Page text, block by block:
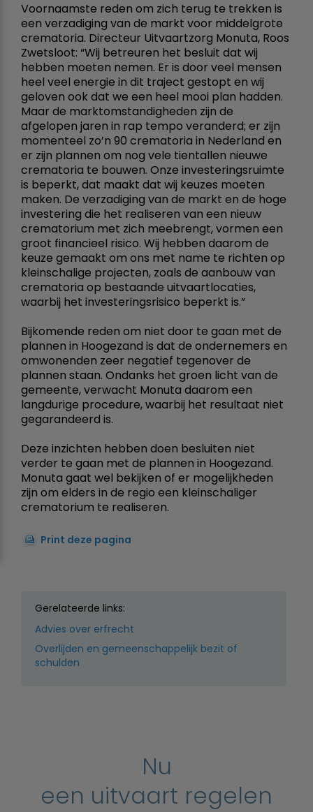
Voornaamste reden om zich terug te trekken is
een verzadiging van de markt voor middelgrote
crematoria. Directeur Uitvaartzorg Monuta, Roos
Zwetsloot: “Wij betreuren het besluit dat wij
hebben moeten nemen. Er is door veel mensen
heel veel energie in dit traject gestopt en wij
geloven ook dat we een heel mooi plan hadden.
Maar de marktomstandigheden zijn de
afgelopen jaren in rap tempo veranderd; er zijn
momenteel zo’n 90 crematoria in Nederland en
er zijn plannen om nog vele tientallen nieuwe
crematoria te bouwen. Onze investeringsruimte
is beperkt, dat maakt dat wij keuzes moeten
maken. De verzadiging van de markt en de hoge
investering die het realiseren van een nieuw
crematorium met zich meebrengt, vormen een
groot financieel risico. Wij hebben daarom de
keuze gemaakt om ons met name te richten op
kleinschalige projecten, zoals de aanbouw van
crematoria op bestaande uitvaartlocaties,
waarbij het investeringsrisico beperkt is.”
Bijkomende reden om niet door te gaan met de
plannen in Hoogezand is dat de ondernemers en
omwonenden zeer negatief tegenover de
plannen staan. Ondanks het groen licht van de
gemeente, verwacht Monuta daarom een
langdurige procedure, waarbij het resultaat niet
gegarandeerd is.
Deze inzichten hebben doen besluiten niet
verder te gaan met de plannen in Hoogezand.
Monuta gaat wel bekijken of er mogelijkheden
zijn om elders in de regio een kleinschaliger
crematorium te realiseren.
Print deze pagina
Gerelateerde links:
Advies over erfrecht
Overlijden en gemeenschappelijk bezit of
schulden
Nu
een uitvaart regelen